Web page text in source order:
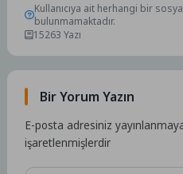
Kullanıcıya ait herhangi bir
bulunmamaktadır.
15263 Yazı
Bir Yorum Yazın
E-posta adresiniz
işaretlenmişlerdir